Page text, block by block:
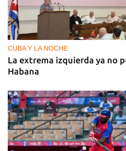
CUBA Y LA NOCHE
La extrema izquierda ya no
Habana